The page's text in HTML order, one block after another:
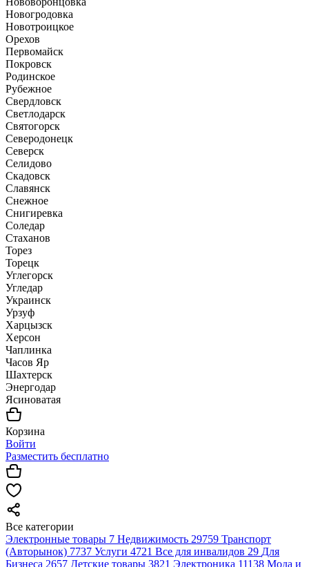
Новогродовка
Новотроицкое
Орехов
Первомайск
Покровск
Родинское
Рубежное
Свердловск
Светлодарск
Святогорск
Северодонецк
Северск
Селидово
Скадовск
Славянск
Снежное
Снигиревка
Соледар
Стаханов
Торез
Торецк
Углегорск
Угледар
Украинск
Урзуф
Харцызск
Херсон
Чаплинка
Часов Яр
Шахтерск
Энергодар
Ясиноватая
Корзина
Войти
Разместить бесплатно
Все категории
Электронные товары 7 Недвижимость 29759 Транспорт
(Авторынок) 7737 Услуги 4721 Все для инвалидов 29 Для
Бизнеса 2657 Детские товары 3821 Электроника 11138 Мода и